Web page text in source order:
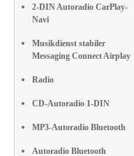
2-DIN Autoradio CarPlay-
Navi
Musikdienst stabiler
Messaging Connect Airplay
Radio
CD-Autoradio 1-DIN
MP3-Autoradio Bluetooth
Autoradio Bluetooth